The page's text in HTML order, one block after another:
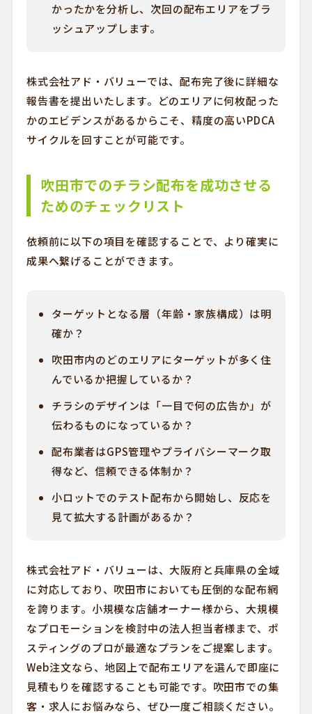
かったかを分析し、次回の配布エリアをブラ
ッシュアップします。
株式会社アド・バリューでは、配布完了後に詳細な
報告書を提出いたします。どのエリアに何枚配った
かのエビデンスがあるからこそ、精度の高いPDCA
サイクルを回すことが可能です。
吹田市でのチラシ配布を成功させる
ためのチェックリスト
依頼前に以下の項目を確認することで、より確実に
成果へ繋げることができます。
ターゲットとなる層（年齢・家族構成）は明
確か？
吹田市内のどのエリアにターゲットが多く住
んでいるか把握しているか？
チラシのデザインは「一目で何の広告か」が
伝わるものになっているか？
配布業者はGPS管理やプライバシーマーク取
得など、信頼できる体制か？
小ロットでのテスト配布から開始し、反応を
見て拡大する計画があるか？
株式会社アド・バリューは、大阪府と兵庫県の全域
に対応しており、吹田市においても圧倒的な配布網
を誇ります。小規模な店舗オーナー様から、大規模
なプロモーションを検討中の法人担当者様まで、ポ
スティングのプロが最適なプランをご提案します。
Web注文なら、地図上で配布エリアを選んで即座に
見積もりを確認することも可能です。吹田市での集
客・求人にお悩みなら、ぜひ一度ご相談ください。